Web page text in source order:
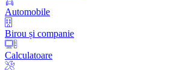
Automobile
Birou și companie
Calculatoare